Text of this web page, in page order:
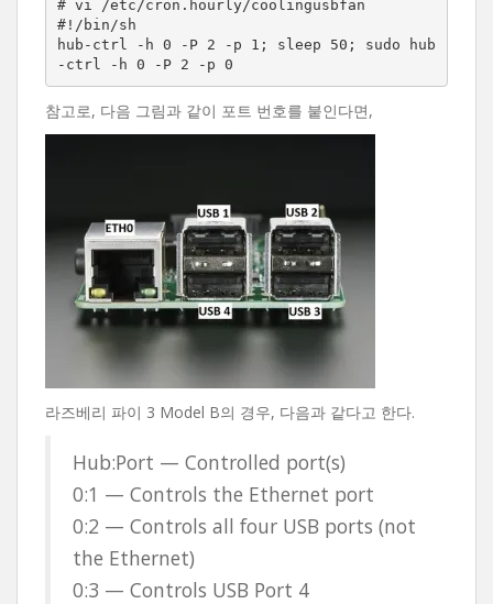
# vi /etc/cron.hourly/coolingusbfan
#!/bin/sh
hub-ctrl -h 0 -P 2 -p 1; sleep 50; sudo hub
-ctrl -h 0 -P 2 -p 0
참고로, 다음 그림과 같이 포트 번호를 붙인다면,
라즈베리 파이 3 Model B의 경우, 다음과 같다고 한다.
Hub:Port — Controlled port(s)
0:1 — Controls the Ethernet port
0:2 — Controls all four USB ports (not
the Ethernet)
0:3 — Controls USB Port 4